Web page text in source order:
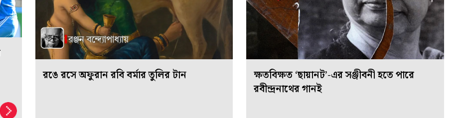
রঙে রসে অফুরান রবি বর্মার তুলির টান
ক্ষতবিক্ষত ‘ছায়ানট’-এর সঞ্জীবনী হতে পারে
রবীন্দ্রনাথের গানই